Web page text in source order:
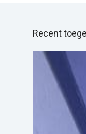
Recent